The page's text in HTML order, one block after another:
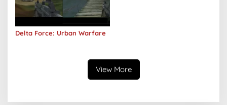
Delta Force: Urban Warfare
View More